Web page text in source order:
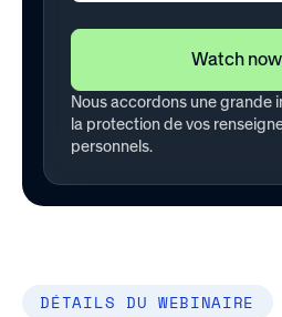
States
+1
Watch now
Nous accordons une grande
la protection de vos
personnels.
DÉTAILS DU WEBINAIRE